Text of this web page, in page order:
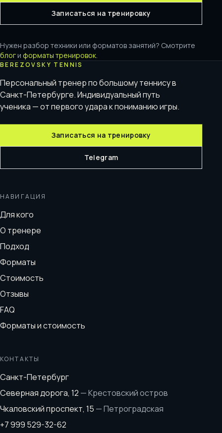
Записаться на тренировку
Нужен разбор техники или форматов занятий? Смотрите
блог и форматы тренировок.
BEREZOVSKY TENNIS
Персональный тренер по большому теннису в
Санкт-Петербурге. Индивидуальный путь
ученика — от первого удара к пониманию игры.
Записаться на тренировку
Telegram
НАВИГАЦИЯ
Для кого
О тренере
Подход
Форматы
Стоимость
Отзывы
FAQ
Форматы и стоимость
КОНТАКТЫ
Санкт-Петербург
Северная дорога, 12 —Крестовский остров
Чкаловский проспект, 15 —Петроградская
+7 999 529-32-62